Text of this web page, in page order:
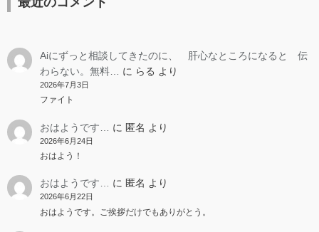
Aiにずっと相談してきたのに、 肝心なところになると 伝
わらない。無料…
に らる より
2026年7月3日
ファイト
おはようです… に 匿名 より
2026年6月24日
おはよう！
おはようです… に 匿名 より
2026年6月22日
おはようです。ご挨拶だけでもありがとう。